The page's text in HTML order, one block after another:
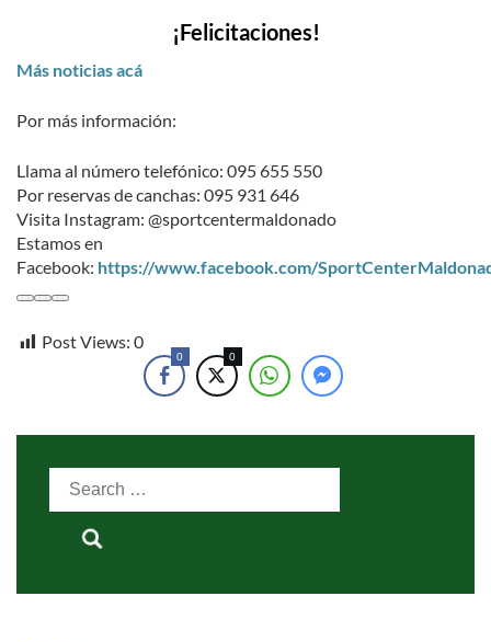
¡Felicitaciones!
Más noticias acá
Por más información:
Llama al número telefónico: 095 655 550
Por reservas de canchas: 095 931 646
Visita Instagram: @sportcentermaldonado
Estamos en
Facebook: https://www.facebook.com/
Post Views: 0
0 0
Search